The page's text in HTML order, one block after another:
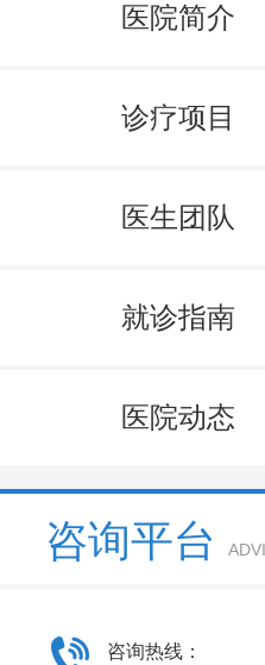
医院简介
诊疗项目
医生团队
就诊指南
医院动态
咨询平台
咨询热线：